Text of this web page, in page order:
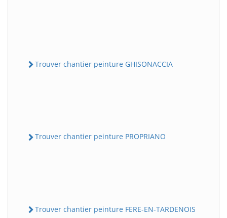
Trouver chantier peinture GHISONACCIA
Trouver chantier peinture PROPRIANO
Trouver chantier peinture FERE-EN-TARDENOIS